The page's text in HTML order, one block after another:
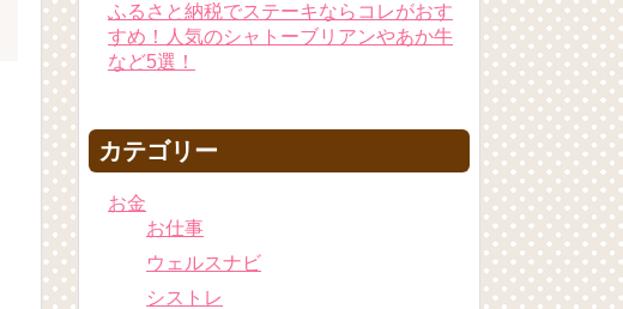
ふるさと納税でステーキならコレがおす
すめ！人気のシャトーブリアンやあか牛
など5選！
カテゴリー
お金
お仕事
ウェルスナビ
シストレ